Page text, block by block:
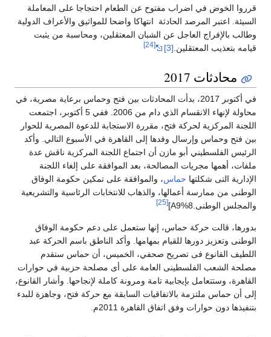
قرروا الخوض في اضراب مفتوح عن الطعام احتجاجا على المعاملة
السيئة. اعتبر المرصد الحادثة انتهاكا واضحا للمواثيق والأعراف الدولية
وطالب بالإفراج العاجل عن الشبان المعتقلين، ومحاسبة من يثبت
قيامه بتعذيب المعتقلين. [3]
[24]
محادثات 2017
في أكتوبر 2017، بدأت المحادثات بين فتح وحماس برعاية مصرية، في
محاولة لإنهاء الانقسام الذي دام من 2006. ففي 5 أكتوبر، اجتمعت
اللجنة المركزية لحركة فتح، مقررة الاستجابة للدعوة المصرية للحوار
بين فتح وحماس وإرسال وفدها إلى القاهرة في الأسبوع التالي. وأكد
الرئيس الفلسطيني أبو مازن أن اجتماع اللجنة المركزية ناقش عدة
ملفات، أهمها مجريات المصالحة، بعد الموافقة على إلغاء اللجنة
الإدارية التى شكلتها حماس، والموافقة على تمكين حكومة الوفاق
الوطنى من ممارسة أعمالها، والذهاب للانتخابات الرئاسية والتشريعية
والمجلس الوطنى.8%A9]
[25]
بدورها، قالت حركة حماس، إنها ستعمل على دعم حكومة الوفاق
الوطنى وتعزيز دورها للقيام بمهامها. وأكد الناطق باسم الحركة عبد
اللطيف القانوع فى تصريح صحفي، الخميس، أن حماس ستقدم
مصلحة الشعب الفلسطينى العامة على أى مصلحة حزبية في حوارات
القاهرة، وستتعامل بإيجابية تامة ومرونة كاملة لإنجاحها. وأشار القانوع،
إلى أن حماس ملتزمة بالاتفاقيات السابقة مع حركة فتح، وجاهزة للبدء
بتنفيذها دون حوارات وفق اتفاق القاهرة 2011م.